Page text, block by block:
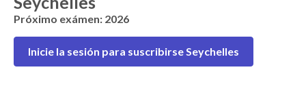
Próximo exámen: 2026
Inicie la sesión para suscribirse Seychelles